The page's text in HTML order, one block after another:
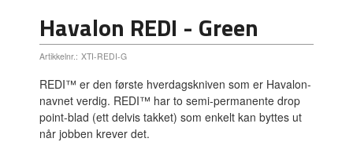
Havalon REDI - Green
Artikkelnr.: XTI-REDI-G
REDI™ er den første hverdagskniven som er Havalon-
navnet verdig. REDI™ har to semi-permanente drop
point-blad (ett delvis takket) som enkelt kan byttes ut
når jobben krever det.